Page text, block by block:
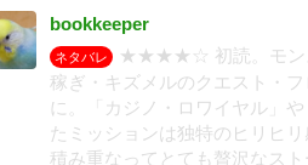
bookkeeper
ネタバレ
★★★★☆ 初読。モンス
稼ぎ・キズメルのクエスト・
に。「カジノ・ロワイヤル」
たミッションは独特のヒリヒ
積み重なってとても贅沢なス